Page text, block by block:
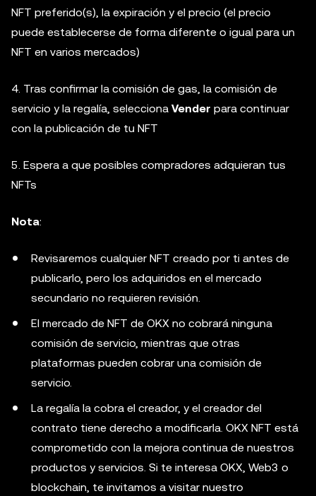
NFT preferido(s), la expiración y el precio (el precio
puede establecerse de forma diferente o igual para un
NFT en varios mercados)
4. Tras confirmar la comisión de gas, la comisión de
servicio y la regalía, selecciona Vender para continuar
con la publicación de tu NFT
5. Espera a que posibles compradores adquieran tus
NFTs
Nota:
Revisaremos cualquier NFT creado por ti antes de
publicarlo, pero los adquiridos en el mercado
secundario no requieren revisión.
El mercado de NFT de OKX no cobrará ninguna
comisión de servicio, mientras que otras
plataformas pueden cobrar una comisión de
servicio.
La regalía la cobra el creador, y el creador del
contrato tiene derecho a modificarla. OKX NFT está
comprometido con la mejora continua de nuestros
productos y servicios. Si te interesa OKX, Web3 o
blockchain, te invitamos a visitar nuestro